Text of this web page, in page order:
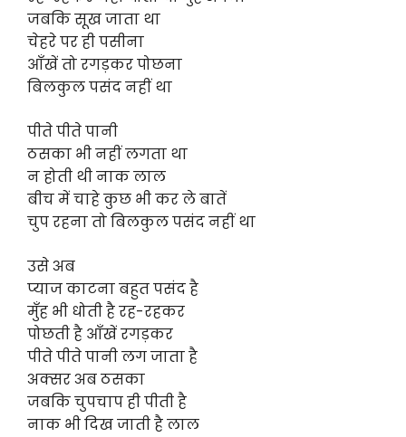
जबकि सूख जाता था
चेहरे पर ही पसीना
आँखें तो रगड़कर पोछना
बिलकुल पसंद नहीं था
पीते पीते पानी
ठसका भी नहीं लगता था
न होती थी नाक लाल
बीच में चाहे कुछ भी कर ले बातें
चुप रहना तो बिलकुल पसंद नहीं था
उसे अब
प्याज काटना बहुत पसंद है
मुँह भी धोती है रह-रहकर
पोछती है आँखें रगड़कर
पीते पीते पानी लग जाता है
अक्सर अब ठसका
जबकि चुपचाप ही पीती है
नाक भी दिख जाती है लाल